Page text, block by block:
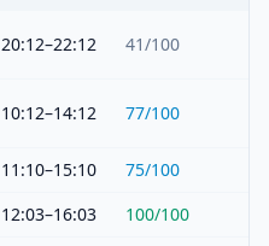
20:12–22:12 41/100
10:12–14:12 77/100
11:10–15:10 75/100
12:03–16:03 100/100